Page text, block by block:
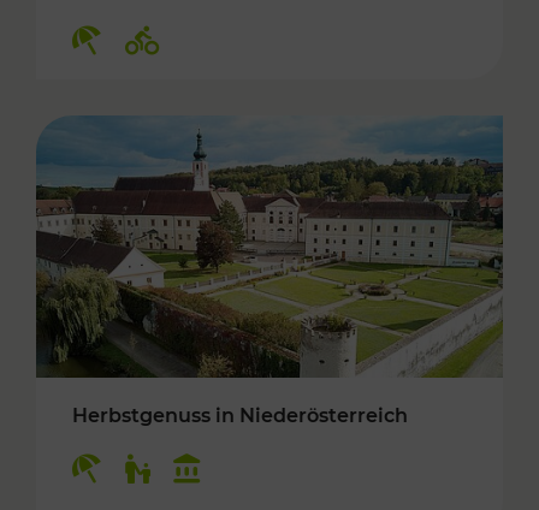
Herbstgenuss in Niederösterreich